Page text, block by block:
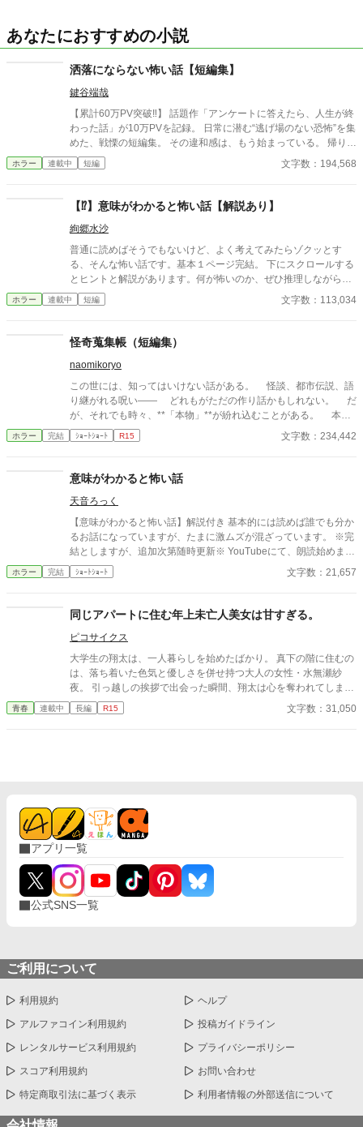
あなたにおすすめの小説
洒落にならない怖い話【短編集】
鍵谷端哉
【累計60万PV突破‼】 話題作「アンケートに答えたら、人生が終
わった話」が10万PVを記録。 日常に潜む“逃げ場のない恐怖”を集
めた、戦慄の短編集。 その違和感は、もう始まっている。 帰り
道、誰もいないはずの部屋、何気ない会話。 どこにでもある日常
が、ある瞬間、取り返しのつかない異常へと変わる。 意味が分か
て、最後の一行で現実がひっくり返る話。 1話1000〜2000文字。
隙間時間で読める短編ながら、 読み終えたあと、ふとした静寂が
怖くなる。 これはすべて、どこかで起きていてもおかしくない
話。 ――あなたのすぐ隣でも。 洒落にならない実話風・創作ホラ
ー。
ホラー 連載中 短編 文字数：194,568
【⁉】意味がわかると怖い話【解説あり】
絢郷水沙
普通に読めばそうでもないけど、よく考えてみたらゾクッとす
る、そんな怖い話です。基本１ページ完結。 下にスクロールする
とヒントと解説があります。何が怖いのか、ぜひ推理しながら読
み進めてみてください。 ※全話オリジナル作品です。
ホラー 連載中 短編 文字数：113,034
怪奇蒐集帳（短編集）
naomikoryo
この世には、知ってはいけない話がある。 怪談、都市伝説、語
り継がれる呪い—— どれもがただの作り話かもしれない。 だ
が、それでも時々、**「本物」**が紛れ込むことがある。 本書
は、そんな“見つけてしまった”怪異を集めた一冊である。 最後
のページを閉じるとき、あなたは“何か”に気づくことになるだろ
ホラー 完結 ｼｮｰﾄｼｮｰﾄ R15 文字数：234,442
意味がわかると怖い話
天音ろっく
【意味がわかると怖い話】解説付き 基本的には読めば誰でも分か
るお話になっていますが、たまに激ムズが混ざっています。 ※完
結としますが、追加次第随時更新※ YouTubeにて、朗読始めまし
た(*'ω'*) お休み前や何かの作業のお供に、耳から読書はいかがで
すか？📕 https://youtube.com/@yuachanRio
ホラー 完結 ｼｮｰﾄｼｮｰﾄ 文字数：21,657
同じアパートに住む年上未亡人美女は甘すぎる。
ピコサイクス
大学生の翔太は、一人暮らしを始めたばかり。 真下の階に住むの
は、落ち着いた色気と優しさを併せ持つ大人の女性・水無瀬紗
夜。 引っ越しの挨拶で出会った瞬間、翔太は心を奪われてしま
う。 偶然にもアルバイト先のスーパーで再会した彼女は、翔太を
すぐに採用し、温かく仕事を教えてくれる存在だった。 ある日の
青春 連載中 長編 R15 文字数：31,050
アプリ一覧
公式SNS一覧
ご利用について
利用規約 ヘルプ
アルファコイン利用規約 投稿ガイドライン
レンタルサービス利用規約 プライバシーポリシー
スコア利用規約 お問い合わせ
特定商取引法に基づく表示 利用者情報の外部送信について